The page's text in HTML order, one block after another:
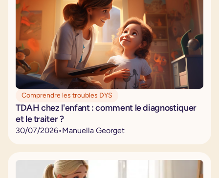
Comprendre les troubles DYS
TDAH chez l'enfant : comment le diagnostiquer
et le traiter ?
30/07/2026•Manuella Georget